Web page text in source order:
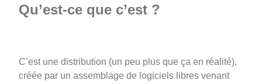
Qu’est-ce que c’est ?
C’est une distribution (un peu plus que ça en réalité),
créée par un assemblage de logiciels libres venant